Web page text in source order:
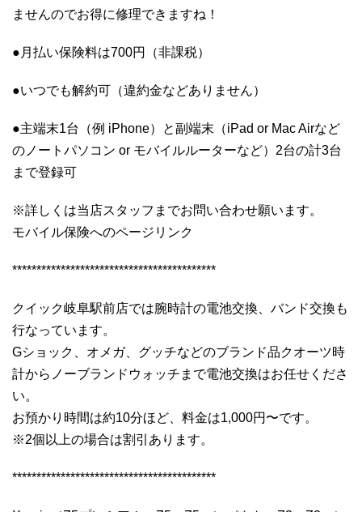
ませんのでお得に修理できますね！
●月払い保険料は700円（非課税）
●いつでも解約可（違約金などありません）
●主端末1台（例 iPhone）と副端末（iPad or Mac Airなど
のノートパソコン or モバイルルーターなど）2台の計3台
まで登録可
※詳しくは当店スタッフまでお問い合わせ願います。
モバイル保険へのページリンク
******************************************
クイック岐阜駅前店では腕時計の電池交換、バンド交換も
行なっています。
Gショック、オメガ、グッチなどのブランド品クオーツ時
計からノーブランドウォッチまで電池交換はお任せくださ
い。
お預かり時間は約10分ほど、料金は1,000円〜です。
※2個以上の場合は割引あります。
******************************************